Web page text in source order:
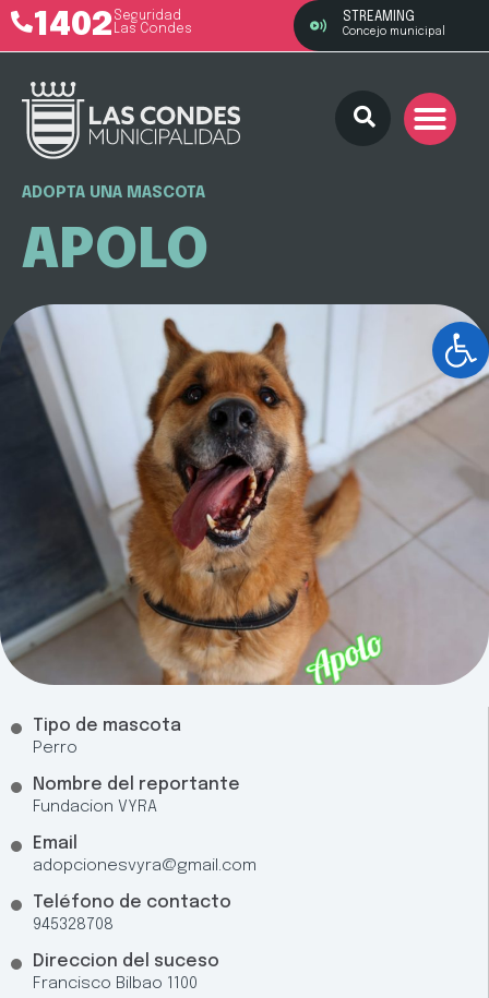
1402 Seguridad
Las Condes
STREAMING
Concejo municipal
ADOPTA UNA MASCOTA
APOLO
Tipo de mascota
Perro
Nombre del reportante
Fundacion VYRA
Email
adopcionesvyra@gmail.com
Teléfono de contacto
945328708
Direccion del suceso
Francisco Bilbao 1100